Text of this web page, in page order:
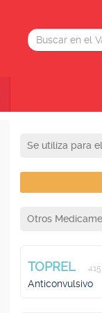
Se utiliza para
Otros
TOPREL
Anticonvulsivo